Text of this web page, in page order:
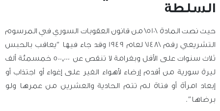
السلطة
حيث نصت المادة \510\ من قانون العقوبات السوري في المرسوم
التشريعي رقم \148\ لعام 1949 وقد جاء فيها “يعاقب بالحبس
ثلاث سنوات على الأقل وبغرامة لا تنقص عن 500,000 خمسمئة ألف
ليرة سورية من أقدم إرضاء لأهواء الغير على إغواء أو اجتذاب أو
إبعاد امرأة أو فتاة لم تتم الحادية والعشرين من عمرها ولو
برضاها”.